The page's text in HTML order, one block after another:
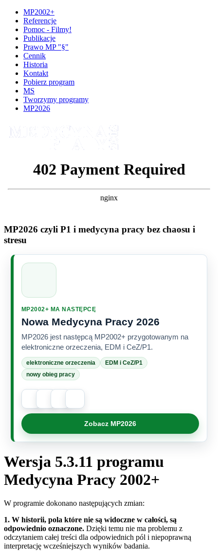
MP2002+
Referencje
Pomoc - Filmy!
Publikacje
Prawo MP "§"
Cennik
Historia
Kontakt
Pobierz program
MS
Tworzymy programy
MP2026
MP2026 czyli P1 i medycyna pracy bez chaosu i
stresu
MP2002+ MA NASTĘPCĘ
Nowa Medycyna Pracy 2026
MP2026 jest następcą MP2002+ przygotowanym na
elektroniczne orzeczenia, EDM i CeZ/P1.
elektroniczne orzeczenia
EDM i CeZ/P1
nowy obieg pracy
Zobacz MP2026
Wersja 5.3.11 programu
Medycyna Pracy 2002+
W programie dokonano następujących zmian:
1. W historii, pola które nie są widoczne w całości, są
odpowiednio oznaczone. Dzięki temu nie ma problemu z
odczytaniem całej treści dla odpowiednich pól i niepoprawną
interpretację wcześniejszych wyników badania.